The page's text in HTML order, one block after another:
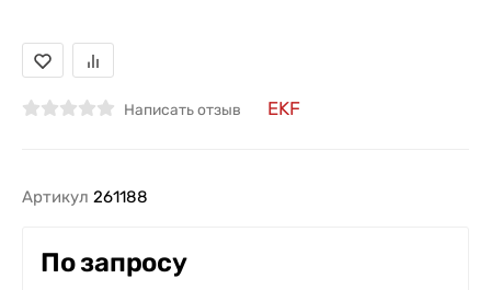
Написать отзыв EKF
Артикул 261188
По запросу